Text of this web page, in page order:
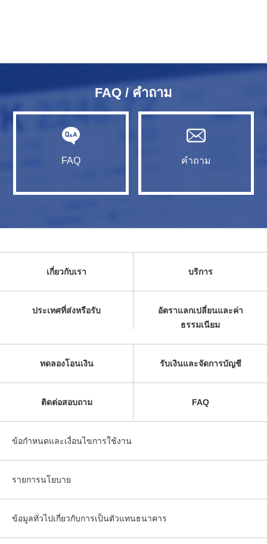
FAQ / คำถาม
FAQ คำถาม
เกี่ยวกับเรา บริการ
ประเทศที่ส่งหรือรับ
อัตราแลกเปลี่ยนและค่า
ธรรมเนียม
ทดลองโอนเงิน รับเงินและจัดการบัญชี
ติดต่อสอบถาม FAQ
ข้อกำหนดและเงื่อนไขการใช้งาน
รายการนโยบาย
ข้อมูลทั่วไปเกี่ยวกับการเป็นตัวแทนธนาคาร